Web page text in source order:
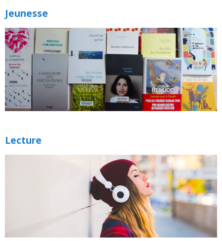
Jeunesse
Lecture